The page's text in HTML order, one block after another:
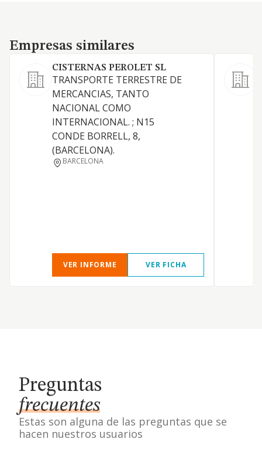
Empresas similares
Empresas similares
CISTERNAS PEROLET SL
TRANSPORTE TERRESTRE DE
MERCANCIAS, TANTO
NACIONAL COMO
INTERNACIONAL. ; N15
CONDE BORRELL, 8,
(BARCELONA).
BARCELONA
VER INFORME VER FICHA
Preguntas
frecuentes
Estas son alguna de las preguntas que se
hacen nuestros usuarios